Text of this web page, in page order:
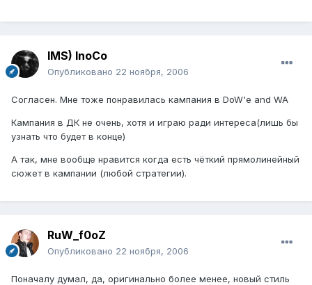
IMS) InoCo
Опубликовано 22 ноября, 2006
Согласен. Мне тоже понравилась кампания в DoW'e and WA
Кампания в ДК не очень, хотя и играю ради интереса(лишь бы
узнать что будет в конце)
А так, мне вообще нравится когда есть чёткий прямолинейный
сюжет в кампании (любой стратегии).
RuW_f0oZ
Опубликовано 22 ноября, 2006
Поначалу думал, да, оригинально более менее, новый стиль